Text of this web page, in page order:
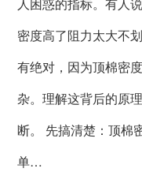
密度高了阻力太大不
有绝对，因为顶棉密
杂。理解这背后的原
断。 先搞清楚：顶棉
单…